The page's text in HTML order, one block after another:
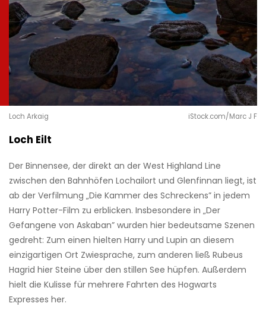
Loch Arkaig iStock.com/Marc J F
Loch Eilt
Der Binnensee, der direkt an der West Highland Line
zwischen den Bahnhöfen Lochailort und Glenfinnan liegt, ist
ab der Verfilmung „Die Kammer des Schreckens” in jedem
Harry Potter-Film zu erblicken. Insbesondere in „Der
Gefangene von Askaban” wurden hier bedeutsame Szenen
gedreht: Zum einen hielten Harry und Lupin an diesem
einzigartigen Ort Zwiesprache, zum anderen ließ Rubeus
Hagrid hier Steine über den stillen See hüpfen. Außerdem
hielt die Kulisse für mehrere Fahrten des Hogwarts
Expresses her.